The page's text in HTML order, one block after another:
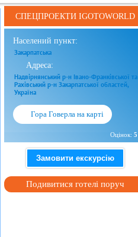
СПЕЦПРОЕКТИ IGOTOWORLD
Населений пункт:
Закарпатська
Адреса:
Надвірнянський р-н Івано-Франківської та
Рахівський р-н Закарпатської областей,
Україна
Гора Говерла на карті
Оцінок: 5
Замовити екскурсію
Подивитися готелі поруч